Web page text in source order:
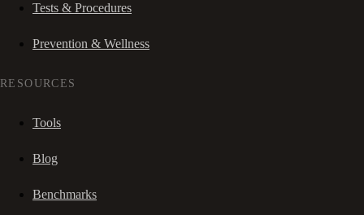
Tests & Procedures
Prevention & Wellness
RESOURCES
Tools
Blog
Benchmarks